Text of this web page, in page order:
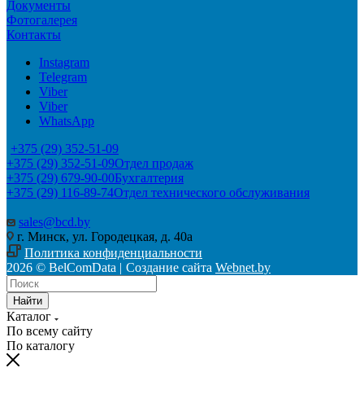
Документы
Фотогалерея
Контакты
Instagram
Telegram
Viber
Viber
WhatsApp
+375 (29) 352-51-09
+375 (29) 352-51-09Отдел продаж
+375 (29) 679-90-00Бухгалтерия
+375 (29) 116-89-74Отдел технического обслуживания
sales@bcd.by
г. Минск, ул. Городецкая, д. 40а
Политика конфиденциальности
2026 © BelComData | Создание сайта Webnet.by
Найти
Каталог
По всему сайту
По каталогу